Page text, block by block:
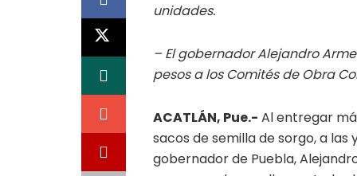
unidades.
– El gobernador Alejandro
pesos a los Comités de Obra
ACATLÁN, Pue.- Al entregar
sacos de semilla de sorgo, a
gobernador de Puebla,